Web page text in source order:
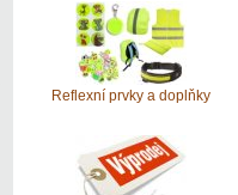
Reflexní prvky a doplňky